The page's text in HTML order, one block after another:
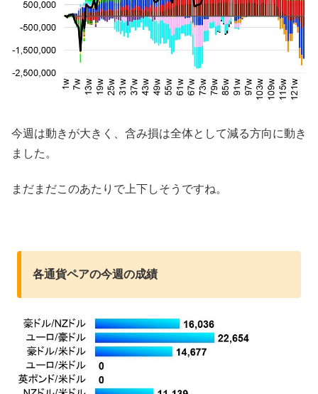
今週は動きが大きく、含み損は全体として減る方向に動き
ました。
まだまだこのあたりで上下しそうですね。
各通貨ペアの今週の成績